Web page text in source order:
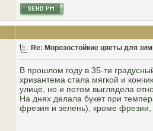
Re: Морозостойкие цветы для
В прошлом году в 35-ти
хризантема стала мягкой и
улице, но и потом выглядела
На днях делала букет при
фрезия и зелень), кроме